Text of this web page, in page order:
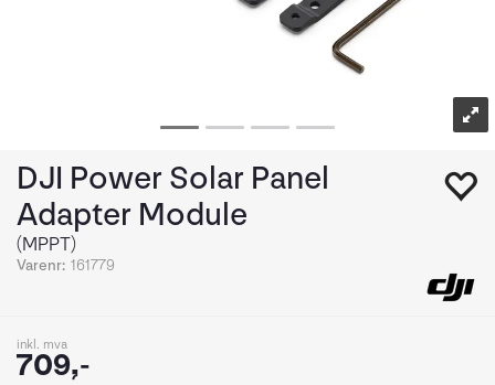
DJI Power Solar Panel
Adapter Module
(MPPT)
Varenr: 161779
inkl. mva
709,-